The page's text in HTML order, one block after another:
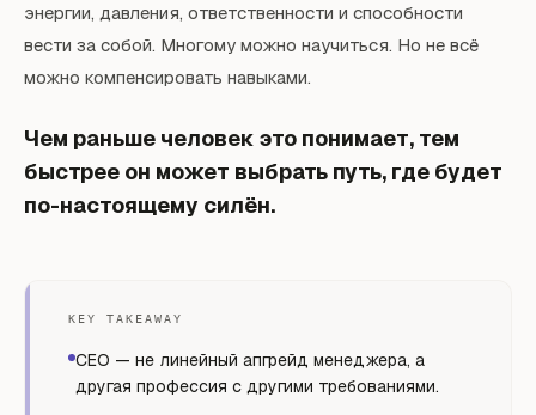
энергии, давления, ответственности и способности
вести за собой. Многому можно научиться. Но не всё
можно компенсировать навыками.
Чем раньше человек это понимает, тем
быстрее он может выбрать путь, где будет
по-настоящему силён.
KEY TAKEAWAY
CEO — не линейный апгрейд менеджера, а
другая профессия с другими требованиями.